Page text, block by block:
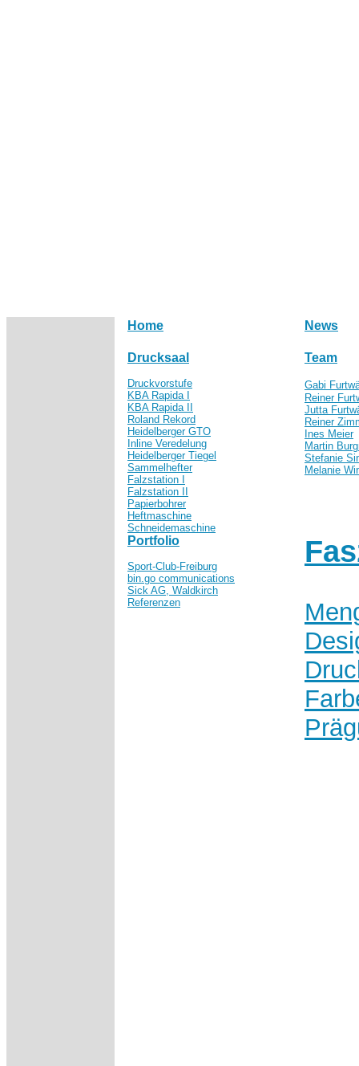
Home News
Drucksaal
Druckvorstufe
KBA Rapida I
KBA Rapida II
Roland Rekord
Heidelberger GTO
Inline Veredelung
Heidelberger Tiegel
Sammelhefter
Falzstation I
Falzstation II
Papierbohrer
Heftmaschine
Schneidemaschine
Team
Gabi
Reiner
Jutta
Reiner
Ines Meier
Martin
Stefanie
Melanie
Portfolio
Sport-Club-Freiburg
bin.go communications
Sick AG, Waldkirch
Referenzen